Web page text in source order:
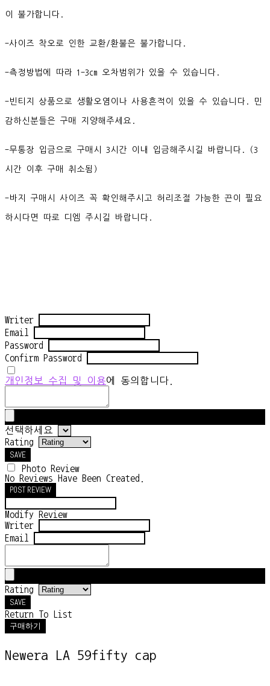
이 불가합니다.
-사이즈 착오로 인한 교환/환불은 불가합니다.
-측정방법에 따라 1-3cm 오차범위가 있을 수 있습니다.
-빈티지 상품으로 생활오염이나 사용흔적이 있을 수 있습니다. 민
감하신분들은 구매 지양해주세요.
-무통장 입금으로 구매시 3시간 이내 입금해주시길 바랍니다. (3
시간 이후 구매 취소됨)
-바지 구매시 사이즈 꼭 확인해주시고 허리조절 가능한 끈이 필요
하시다면 따로 디엠 주시길 바랍니다.
Writer
Email
Password
Confirm Password
개인정보 수집 및 이용에 동의합니다.
선택하세요
Rating
SAVE
Photo Review
No Reviews Have Been Created.
POST REVIEW
Modify Review
Writer
Email
Rating
SAVE
Return To List
구매하기
Newera LA 59fifty cap